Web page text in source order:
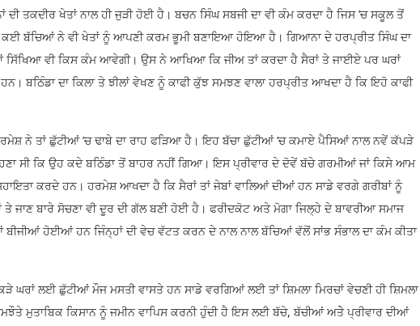
ਤਕਦੀਰ ਖੇਤਾਂ ਨਾਲ ਹੀ ਜੁੜੀ ਹੋਈ ਹੈ। ਬਚਨ ਸਿੰਘ ਸਬਜੀ ਦਾ ਵੀ ਕੰਮ ਕਰਦਾ ਹੈ ਜਿਸ ’ਚ ਸਕੂਲ ਤੋਂ
ਕਈ ਬੱਚਿਆਂ ਨੇ ਵੀ ਖੇਤਾਂ ਨੂੰ ਆਪਣੀ ਕਰਮ ਭੂਮੀ ਬਣਾਇਆ ਹੋਇਆ ਹੈ। ਗਿਆਨਾ ਦੇ ਹਰਪ੍ਰੀਤ ਸਿੰਘ ਦਾ
ਸਿੱਖਿਆ ਵੀ ਕਿਸ ਕੰਮ ਆਵੇਗੀ। ਉਸ ਨੇ ਆਖਿਆ ਕਿ ਜੀਅ ਤਾਂ ਕਰਦਾ ਹੈ ਸੈਰਾਂ ਤੇ ਜਾਈਏ ਪਰ ਘਰਾਂ
ਬਠਿੰਡਾ ਦਾ ਕਿਲਾ ਤੇ ਝੀਲਾਂ ਵੇਖਣ ਨੂੰ ਕਾਫੀ ਕੁੱਝ ਸਮਝਣ ਵਾਲਾ ਹਰਪ੍ਰੀਤ ਆਖਦਾ ਹੈ ਕਿ ਇਹੋ ਕਾਫੀ
ਨੇ ਤਾਂ ਛੁੱਟੀਆਂ ’ਚ ਢਾਬੇ ਦਾ ਰਾਹ ਫੜਿਆ ਹੈ। ਇਹ ਬੱਚਾ ਛੁੱਟੀਆਂ ’ਚ ਕਮਾਏ ਪੈਸਿਆਂ ਨਾਲ ਨਵੇਂ ਕੱਪੜੇ
ਸੀ ਕਿ ਉਹ ਕਦੇ ਬਠਿੰਡਾ ਤੋਂ ਬਾਹਰ ਨਹੀਂ ਗਿਆ। ਇਸ ਪ੍ਰੀਵਾਰ ਦੇ ਦੋਵੇਂ ਬੱਚੇ ਗਰਮੀਆਂ ਜਾਂ ਕਿਸੇ ਆਮ
ਕਰਦੇ ਹਨ। ਹਰਮੇਸ਼ ਆਖਦਾ ਹੈ ਕਿ ਸੈਰਾਂ ਤਾਂ ਜੇਬਾਂ ਵਾਲਿਆਂ ਦੀਆਂ ਹਨ ਸਾਡੇ ਵਰਗੇ ਗਰੀਬਾਂ ਨੂੰ
ਤੇ ਜਾਣ ਬਾਰੇ ਸੋਚਣਾ ਵੀ ਦੂਰ ਦੀ ਗੱਲ ਬਣੀ ਹੋਈ ਹੈ। ਫਰੀਦਕੋਟ ਅਤੇ ਮੋਗਾ ਜਿਲ੍ਹੇ ਦੇ ਬਾਵਰੀਆ ਸਮਾਜ
ਬੀਜੀਆਂ ਹੋਈਆਂ ਹਨ ਜਿੰਨ੍ਹਾਂ ਦੀ ਵੇਚ ਵੱਟਤ ਕਰਨ ਦੇ ਨਾਲ ਨਾਲ ਬੱਚਿਆਂ ਵੱਲੋਂ ਸਾਂਭ ਸੰਭਾਲ ਦਾ ਕੰਮ ਕੀਤਾ
ਘਰਾਂ ਲਈ ਛੁੱਟੀਆਂ ਮੌਜ ਮਸਤੀ ਵਾਸਤੇ ਹਨ ਸਾਡੇ ਵਰਗਿਆਂ ਲਈ ਤਾਂ ਸ਼ਿਮਲਾ ਮਿਰਚਾਂ ਵੇਚਣੀ ਹੀ ਸ਼ਿਮਲਾ
ਮੁਤਾਬਿਕ ਕਿਸਾਨ ਨੂੰ ਜਮੀਨ ਵਾਪਿਸ ਕਰਨੀ ਹੁੰਦੀ ਹੈ ਇਸ ਲਈ ਬੱਚੇ, ਬੱਚੀਆਂ ਅਤੇੇ ਪ੍ਰੀਵਾਰ ਦੀਆਂ